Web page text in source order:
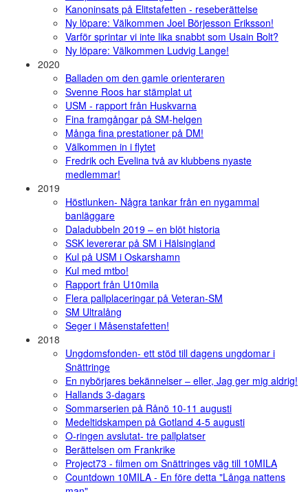
Kanoninsats på Elitstafetten - reseberättelse
Ny löpare: Välkommen Joel Börjesson Eriksson!
Varför sprintar vi inte lika snabbt som Usain Bolt?
Ny löpare: Välkommen Ludvig Lange!
2020
Balladen om den gamle orienteraren
Svenne Roos har stämplat ut
USM - rapport från Huskvarna
Fina framgångar på SM-helgen
Många fina prestationer på DM!
Välkommen in i flytet
Fredrik och Evelina två av klubbens nyaste
medlemmar!
2019
Höstlunken- Några tankar från en nygammal
banläggare
Daladubbeln 2019 – en blöt historia
SSK levererar på SM i Hälsingland
Kul på USM i Oskarshamn
Kul med mtbo!
Rapport från U10mila
Flera pallplaceringar på Veteran-SM
SM Ultralång
Seger i Måsenstafetten!
2018
Ungdomsfonden- ett stöd till dagens ungdomar i
Snättringe
En nybörjares bekännelser – eller, Jag ger mig aldrig!
Hallands 3-dagars
Sommarserien på Rånö 10-11 augusti
Medeltidskampen på Gotland 4-5 augusti
O-ringen avslutat- tre pallplatser
Berättelsen om Frankrike
Project73 - filmen om Snättringes väg till 10MILA
Countdown 10MILA - En före detta "Långa nattens